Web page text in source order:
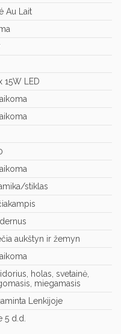
Au Lait
15W LED
stiklas
aukštyn ir žemyn
holas, svetainė,
miegamasis
Lenkijoje
5 d.d.